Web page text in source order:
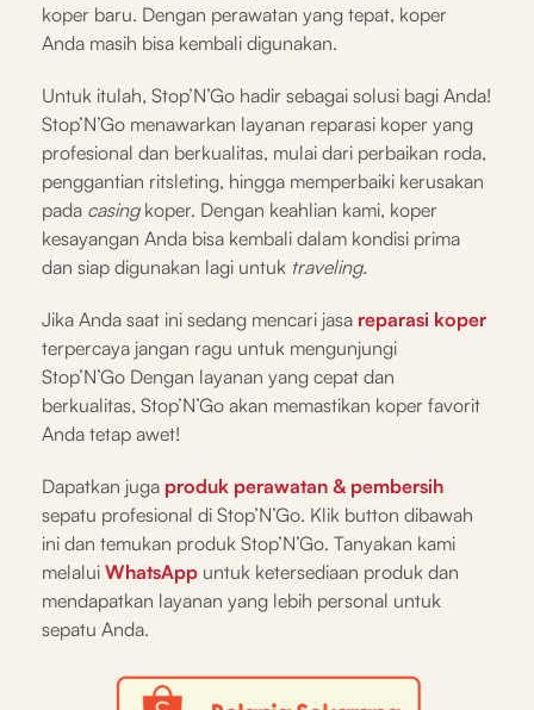
koper baru. Dengan perawatan yang tepat, koper
Anda masih bisa kembali digunakan.
Untuk itulah, Stop’N’Go hadir sebagai solusi bagi Anda!
Stop’N’Go menawarkan layanan reparasi koper yang
profesional dan berkualitas, mulai dari perbaikan roda,
penggantian ritsleting, hingga memperbaiki kerusakan
pada casing koper. Dengan keahlian kami, koper
kesayangan Anda bisa kembali dalam kondisi prima
dan siap digunakan lagi untuk traveling.
Jika Anda saat ini sedang mencari jasa reparasi koper
terpercaya jangan ragu untuk mengunjungi
Stop’N’Go Dengan layanan yang cepat dan
berkualitas, Stop’N’Go akan memastikan koper favorit
Anda tetap awet!
Dapatkan juga produk perawatan & pembersih
sepatu profesional di Stop’N’Go. Klik button dibawah
ini dan temukan produk Stop’N’Go. Tanyakan kami
melalui WhatsApp untuk ketersediaan produk dan
mendapatkan layanan yang lebih personal untuk
sepatu Anda.